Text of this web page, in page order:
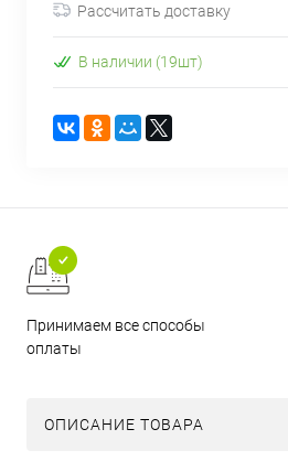
Рассчитать доставку
В наличии (19шт)
Принимаем все способы
оплаты
ОПИСАНИЕ ТОВАРА